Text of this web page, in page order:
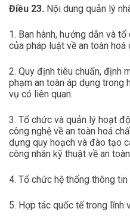
Điều 23. Nội dung quản lý
1. Ban hành, hướng dẫn và
của pháp luật về an toàn hoá
2. Quy định tiêu chuẩn, định
phạm an toàn áp dụng trong
vụ có liên quan.
3. Tổ chức và quản lý hoạt
công nghệ về an toàn hoá
dựng quy hoạch và đào tạo
công nhân kỹ thuật về an
4. Tổ chức hệ thống thông tin
5. Hợp tác quốc tế trong lĩnh